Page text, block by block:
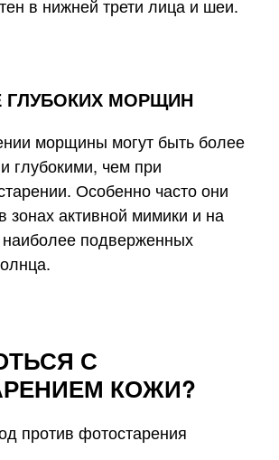
в нижней трети лица и шеи.
ГЛУБОКИХ МОРЩИН
морщины могут быть более
глубокими, чем при
Особенно часто они
активной мимики и на
наиболее подверженных
С
КОЖИ?